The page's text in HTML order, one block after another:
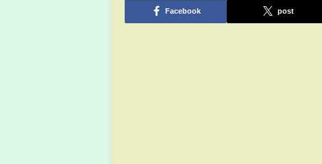
Facebook post